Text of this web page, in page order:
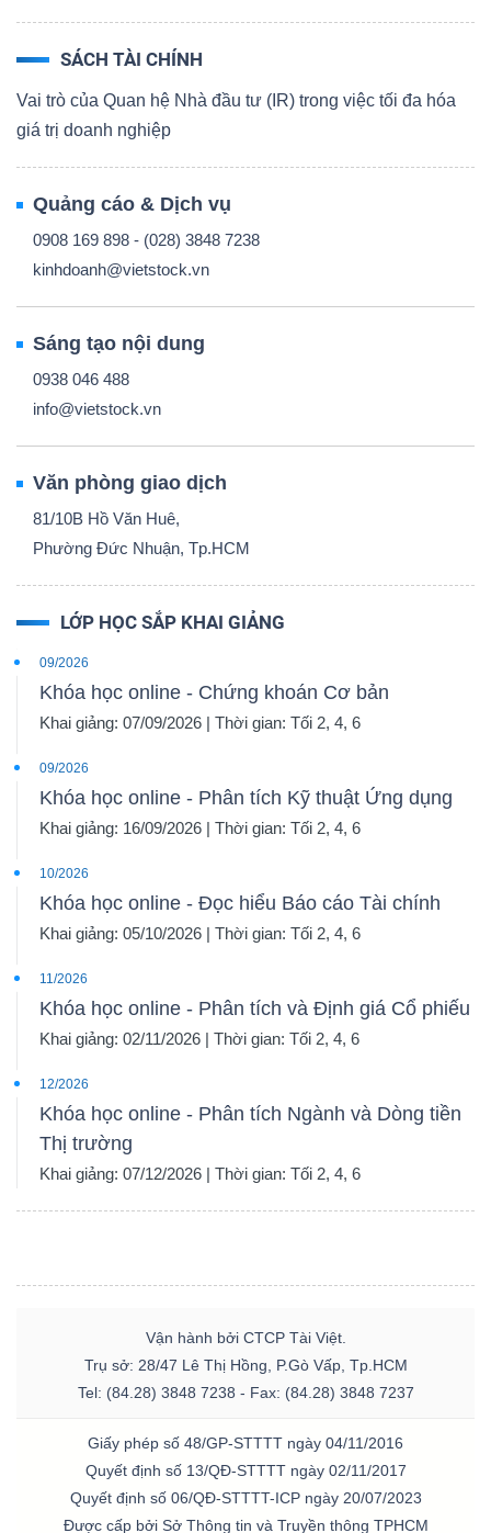
SÁCH TÀI CHÍNH
Vai trò của Quan hệ Nhà đầu tư (IR) trong việc tối đa hóa
giá trị doanh nghiệp
Quảng cáo & Dịch vụ
0908 169 898 - (028) 3848 7238
kinhdoanh@vietstock.vn
Sáng tạo nội dung
0938 046 488
info@vietstock.vn
Văn phòng giao dịch
81/10B Hồ Văn Huê,
Phường Đức Nhuận, Tp.HCM
LỚP HỌC SẮP KHAI GIẢNG
09/2026
Khóa học online - Chứng khoán Cơ bản
Khai giảng: 07/09/2026 | Thời gian: Tối 2, 4, 6
09/2026
Khóa học online - Phân tích Kỹ thuật Ứng dụng
Khai giảng: 16/09/2026 | Thời gian: Tối 2, 4, 6
10/2026
Khóa học online - Đọc hiểu Báo cáo Tài chính
Khai giảng: 05/10/2026 | Thời gian: Tối 2, 4, 6
11/2026
Khóa học online - Phân tích và Định giá Cổ phiếu
Khai giảng: 02/11/2026 | Thời gian: Tối 2, 4, 6
12/2026
Khóa học online - Phân tích Ngành và Dòng tiền
Thị trường
Khai giảng: 07/12/2026 | Thời gian: Tối 2, 4, 6
Vận hành bởi CTCP Tài Việt.
Trụ sở: 28/47 Lê Thị Hồng, P.Gò Vấp, Tp.HCM
Tel: (84.28) 3848 7238 - Fax: (84.28) 3848 7237
Giấy phép số 48/GP-STTTT ngày 04/11/2016
Quyết định số 13/QĐ-STTTT ngày 02/11/2017
Quyết định số 06/QĐ-STTTT-ICP ngày 20/07/2023
Được cấp bởi Sở Thông tin và Truyền thông TPHCM